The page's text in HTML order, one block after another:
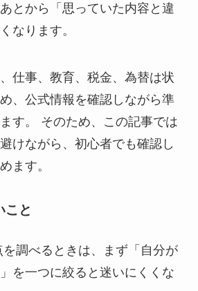
とから「思っていた内容と違
なります。
仕事、教育、税金、為替は状
、公式情報を確認しながら準
す。 そのため、この記事では
けながら、初心者でも確認し
ます。
こと
調べるときは、まず「自分が
を一つに絞ると迷いにくくな